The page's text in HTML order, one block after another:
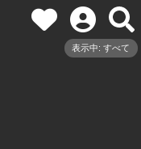
表示中: すべて